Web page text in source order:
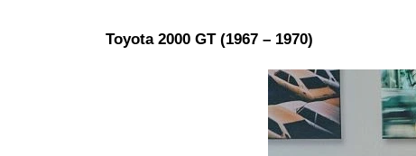
Toyota 2000 GT (1967 – 1970)